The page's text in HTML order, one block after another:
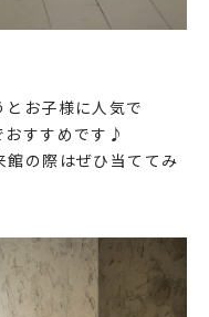
とお子様に人気で
おすすめです♪
館の際はぜひ当ててみ